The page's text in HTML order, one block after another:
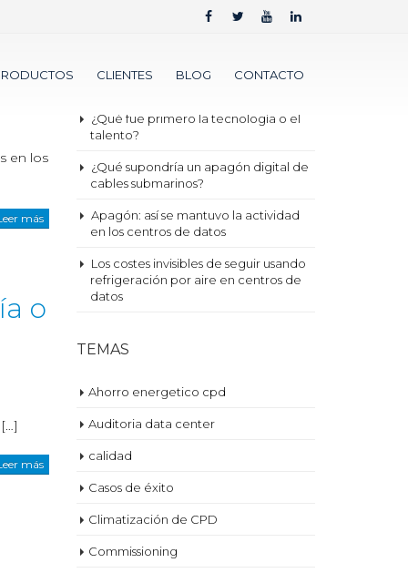
CLIENTES BLOG CONTACTO
en los
más
o
más
ENTRADAS RECIENTES
Nueva métrica para 2030 ¿Sustituirá
¿Qué fue primero la tecnología o el
talento?
¿Qué supondría un apagón digital de
cables submarinos?
Apagón: así se mantuvo la actividad
en los centros de datos
Los costes invisibles de seguir usando
refrigeración por aire en centros de
datos
TEMAS
Ahorro energetico cpd
Auditoria data center
calidad
Casos de éxito
Climatización de CPD
Commissioning